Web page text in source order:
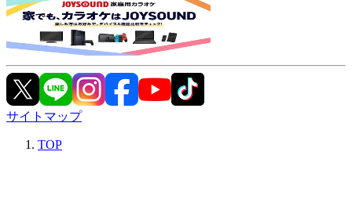
サイトマップ
TOP